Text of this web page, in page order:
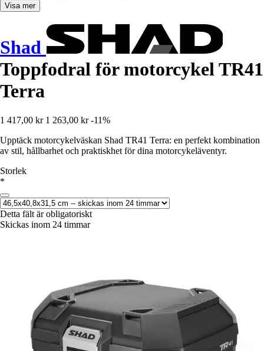
Visa mer
Shad
Toppfodral för motorcykel TR41
Terra
1 417,00 kr 1 263,00 kr -11%
Upptäck motorcykelväskan Shad TR41 Terra: en perfekt kombination
av stil, hållbarhet och praktiskhet för dina motorcykeläventyr.
Storlek
*
Detta fält är obligatoriskt
Skickas inom 24 timmar